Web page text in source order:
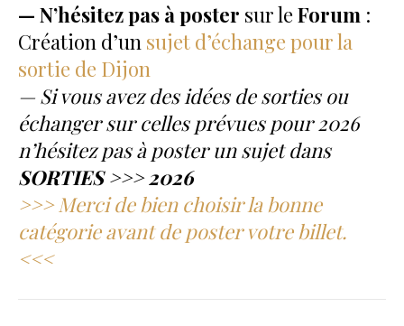
— N’hésitez pas à poster sur le Forum :
Création d’un sujet d’échange pour la
sortie de Dijon
— Si vous avez des idées de sorties ou
échanger sur celles prévues pour 2026
n’hésitez pas à poster un sujet dans
SORTIES >>> 2026
>>> Merci de bien choisir la bonne
catégorie avant de poster votre billet.
<<<